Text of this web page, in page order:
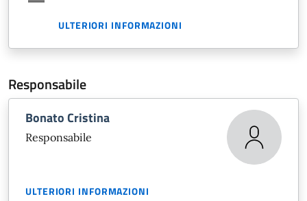
ULTERIORI INFORMAZIONI
Responsabile
Bonato Cristina
Responsabile
ULTERIORI INFORMAZIONI